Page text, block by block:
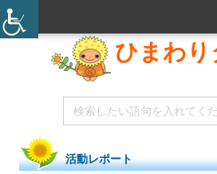
ひまわり
Search
for:
活動レポート